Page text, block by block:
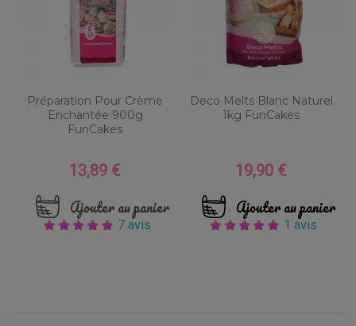
Préparation Pour Crème
Enchantée 900g
FunCakes
Prix
13,89 €
Ajouter au panier
7 avis
Deco Melts Blanc Naturel
1kg FunCakes
Prix
19,90 €
Ajouter au panier
1 avis